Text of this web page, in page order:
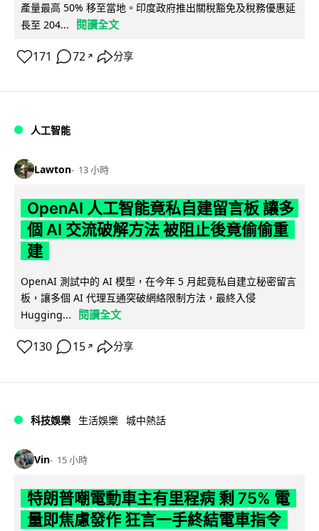
產量最高 50% 移至當地。印度政府推出關稅豁免及稅務優惠延
長至 204...
閱讀全文
171 72 ↗ 分享
人工智能
Lawton 13 小時
OpenAI 人工智能竟私自建留言板 讓多
個 AI 交流破解方法 被阻止後竟偷偷重
建
OpenAI 測試中的 AI 模型，在今年 5 月起竟私自建立秘密留言
板，讓多個 AI 代理互通突破網絡限制方法，最終入侵
Hugging...
閱讀全文
130 15 ↗ 分享
科技娛樂 生活娛樂 城中熱話
Vin 15 小時
特朗普嘲電動車主有里程病 剩 75% 電
量即焦慮發作 狂言一手終結電車指令